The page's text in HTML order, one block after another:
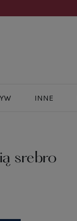
INNE
srebro